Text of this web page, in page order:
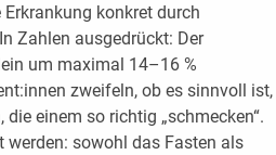
konkret durch
Zahlen ausgedrückt: Der
um maximal 14–16 %
zweifeln, ob es sinnvoll ist,
einem so richtig „schmecken“.
werden: sowohl das Fasten als